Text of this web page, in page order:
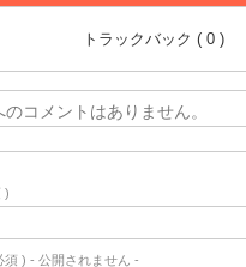
トラックバック ( 0 )
のコメントはありません。
)
須 ) - 公開されません -